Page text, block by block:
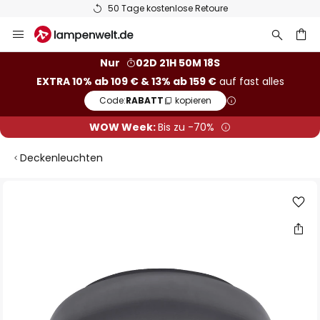
50 Tage kostenlose Retoure
Inhalt
Nur
02D 21H 50M 17S
EXTRA 10% ab 109 € & 13% ab 159 €auf fast alles
Code:RABATT kopieren
WOW Week:Bis zu -70%
Deckenleuchten